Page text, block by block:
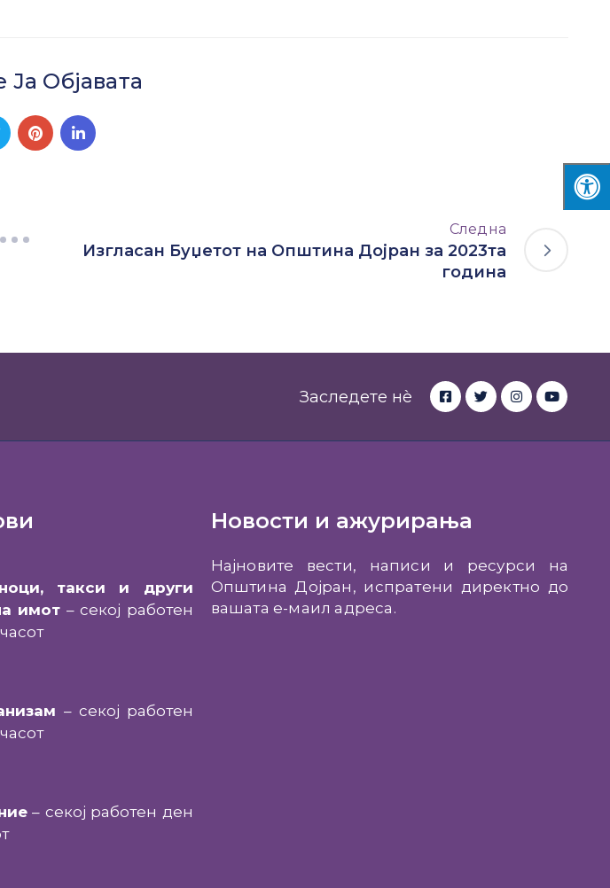
Ја Објавата
Следна
Изгласан Буџетот на Општина Дојран за 2023та
година
Заследете нè
такси и други
имот – секој работен
– секој работен
– секој работен ден
Новости и ажурирања
Најновите вести, написи и ресурси на
Општина Дојран, испратени директно до
вашата е-маил адреса.